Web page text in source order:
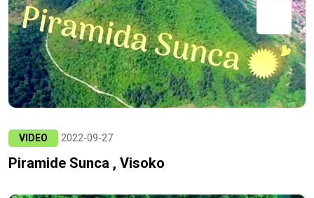
VIDEO 2022-09-27
Piramide Sunca , Visoko